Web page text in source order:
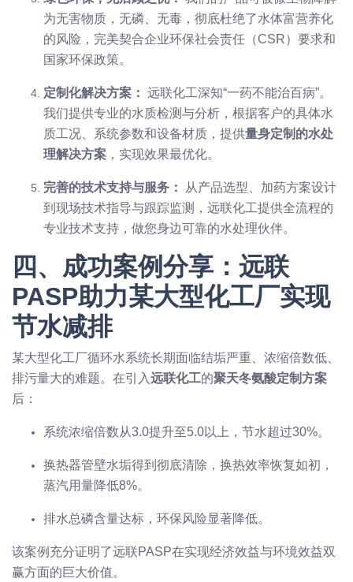
为无害物质，无磷、无毒，彻底杜绝了水体富营养化
的风险，完美契合企业环保社会责任（CSR）要求和
国家环保政策。
定制化解决方案： 远联化工深知“一药不能治百病”。
我们提供专业的水质检测与分析，根据客户的具体水
质工况、系统参数和设备材质，提供量身定制的水处
理解决方案 ，实现效果最优化。
完善的技术支持与服务：
从产品选型、加药方案设计
到现场技术指导与跟踪监测，远联化工提供全流程的
专业技术支持，做您身边可靠的水处理伙伴。
四、成功案例分享：远联
PASP助力某大型化工厂实现
节水减排
某大型化工厂循环水系统长期面临结垢严重、浓缩倍数低、
排污量大的难题。在引入远联化工的聚天冬氨酸定制方案
后：
系统浓缩倍数从3.0提升至5.0以上，节水超过30%。
换热器管壁水垢得到彻底清除，换热效率恢复如初，
蒸汽用量降低8%。
排水总磷含量达标，环保风险显著降低。
该案例充分证明了远联PASP在实现经济效益与环境效益双
赢方面的巨大价值。